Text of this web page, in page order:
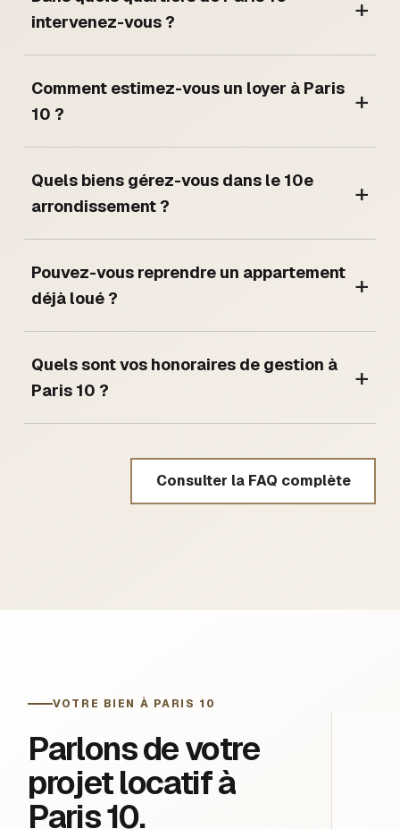
intervenez-vous ?
+
Comment estimez-vous un loyer à Paris
10 ?
+
Quels biens gérez-vous dans le 10e
arrondissement ?
+
Pouvez-vous reprendre un appartement
déjà loué ?
+
Quels sont vos honoraires de gestion à
Paris 10 ?
+
Consulter la FAQ complète
VOTRE BIEN À PARIS 10
Parlons de votre
projet locatif à
Paris 10.